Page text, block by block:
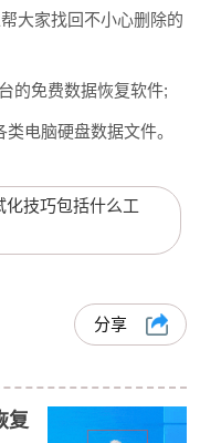
大家找回不小心删除的
的免费数据恢复软件;
电脑硬盘数据文件。
技巧包括什么工
分享
复